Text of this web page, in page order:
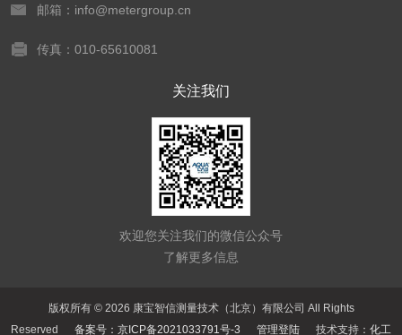
邮箱：info@metergroup.cn
传真：010-65610081
关注我们
欢迎您关注我们的微信公众号
了解更多信息
版权所有 © 2026 康宝智信测量技术（北京）有限公司 All Rights
Reserved 备案号：京ICP备2021033791号-3 管理登陆 技术支持： 化工